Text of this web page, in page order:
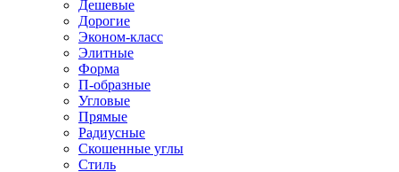
Дешевые
Дорогие
Эконом-класс
Элитные
Форма
П-образные
Угловые
Прямые
Радиусные
Скошенные углы
Стиль